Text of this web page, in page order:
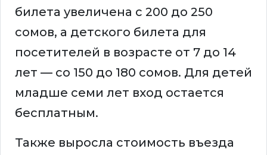
билета увеличена с 200 до 250
сомов, а детского билета для
посетителей в возрасте от 7 до 14
лет — со 150 до 180 сомов. Для детей
младше семи лет вход остается
бесплатным.
Также выросла стоимость въезда